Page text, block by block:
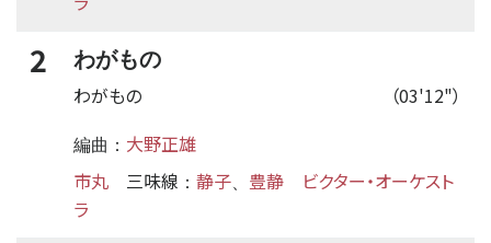
2 わがもの
（03'12"）
わがもの
編曲： 大野正雄
市丸
三味線 ： 静子 豊静
ビクター・オーケスト
ラ